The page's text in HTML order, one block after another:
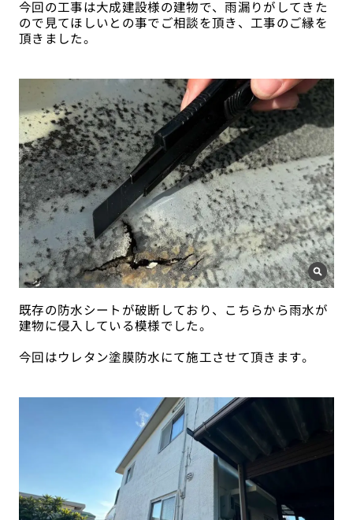
今回の工事は大成建設様の建物で、雨漏りがしてきた
ので見てほしいとの事でご相談を頂き、工事のご縁を
頂きました。
既存の防水シートが破断しており、こちらから雨水が
建物に侵入している模様でした。
今回はウレタン塗膜防水にて施工させて頂きます。